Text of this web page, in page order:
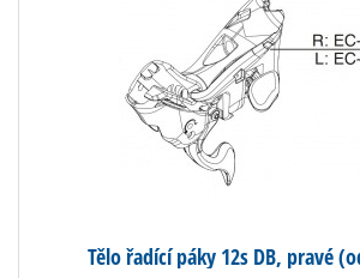
Tělo řadící páky 12s DB, pravé